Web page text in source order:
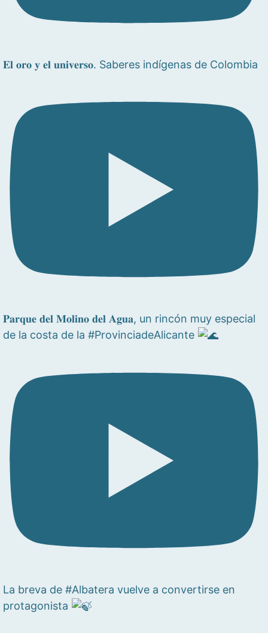
𝐄𝐥 𝐨𝐫𝐨 𝐲 𝐞𝐥 𝐮𝐧𝐢𝐯𝐞𝐫𝐬𝐨. Saberes indígenas de Colombia
𝐏𝐚𝐫𝐪𝐮𝐞 𝐝𝐞𝐥 𝐌𝐨𝐥𝐢𝐧𝐨 𝐝𝐞𝐥 𝐀𝐠𝐮𝐚, un rincón muy especial
de la costa de la #ProvinciadeAlicante
La breva de #Albatera vuelve a convertirse en
protagonista